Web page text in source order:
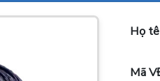
Họ
Mã